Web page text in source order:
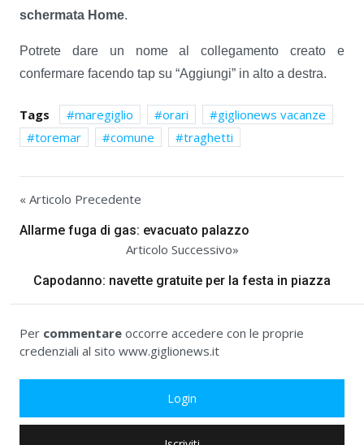
schermata Home.
Potrete dare un nome al collegamento creato e
confermare facendo tap su “Aggiungi” in alto a destra.
Tags maregiglio orari
giglionews vacanze
toremar
comune traghetti
« Articolo Precedente
Allarme fuga di gas: evacuato palazzo
Articolo Successivo»
Capodanno: navette gratuite per la festa in piazza
Per commentare occorre accedere con le proprie
credenziali al sito www.giglionews.it
Login